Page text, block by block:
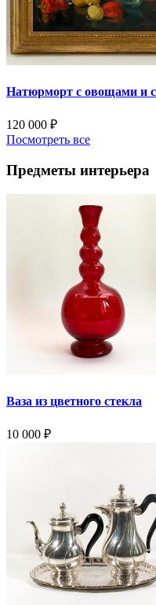
Натюрморт с овощами и
120 000 ₽
Посмотреть все
Предметы интерьера
Ваза из цветного стекла
10 000 ₽